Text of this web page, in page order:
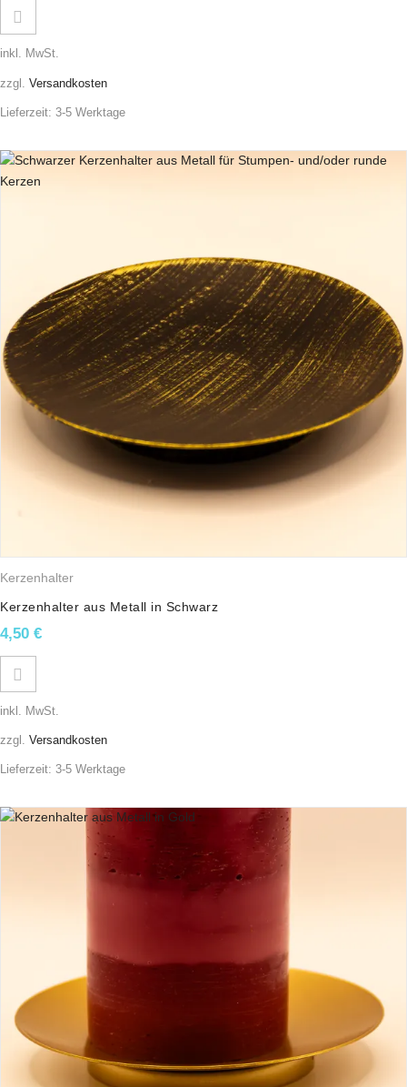
inkl. MwSt.
zzgl. Versandkosten
Lieferzeit: 3-5 Werktage
Kerzenhalter
Kerzenhalter aus Metall in Schwarz
4,50 €
inkl. MwSt.
zzgl. Versandkosten
Lieferzeit: 3-5 Werktage